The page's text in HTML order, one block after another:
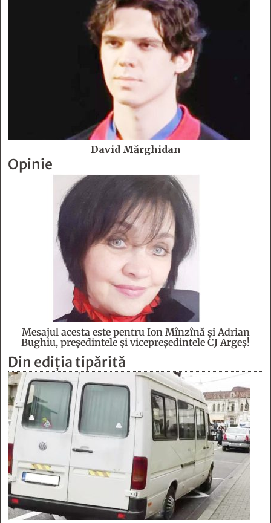
David Mărghidan
Opinie
Mesajul acesta este pentru Ion Mînzînă şi Adrian
Bughiu, preşedintele şi vicepreşedintele CJ Argeş!
Din ediția tipărită